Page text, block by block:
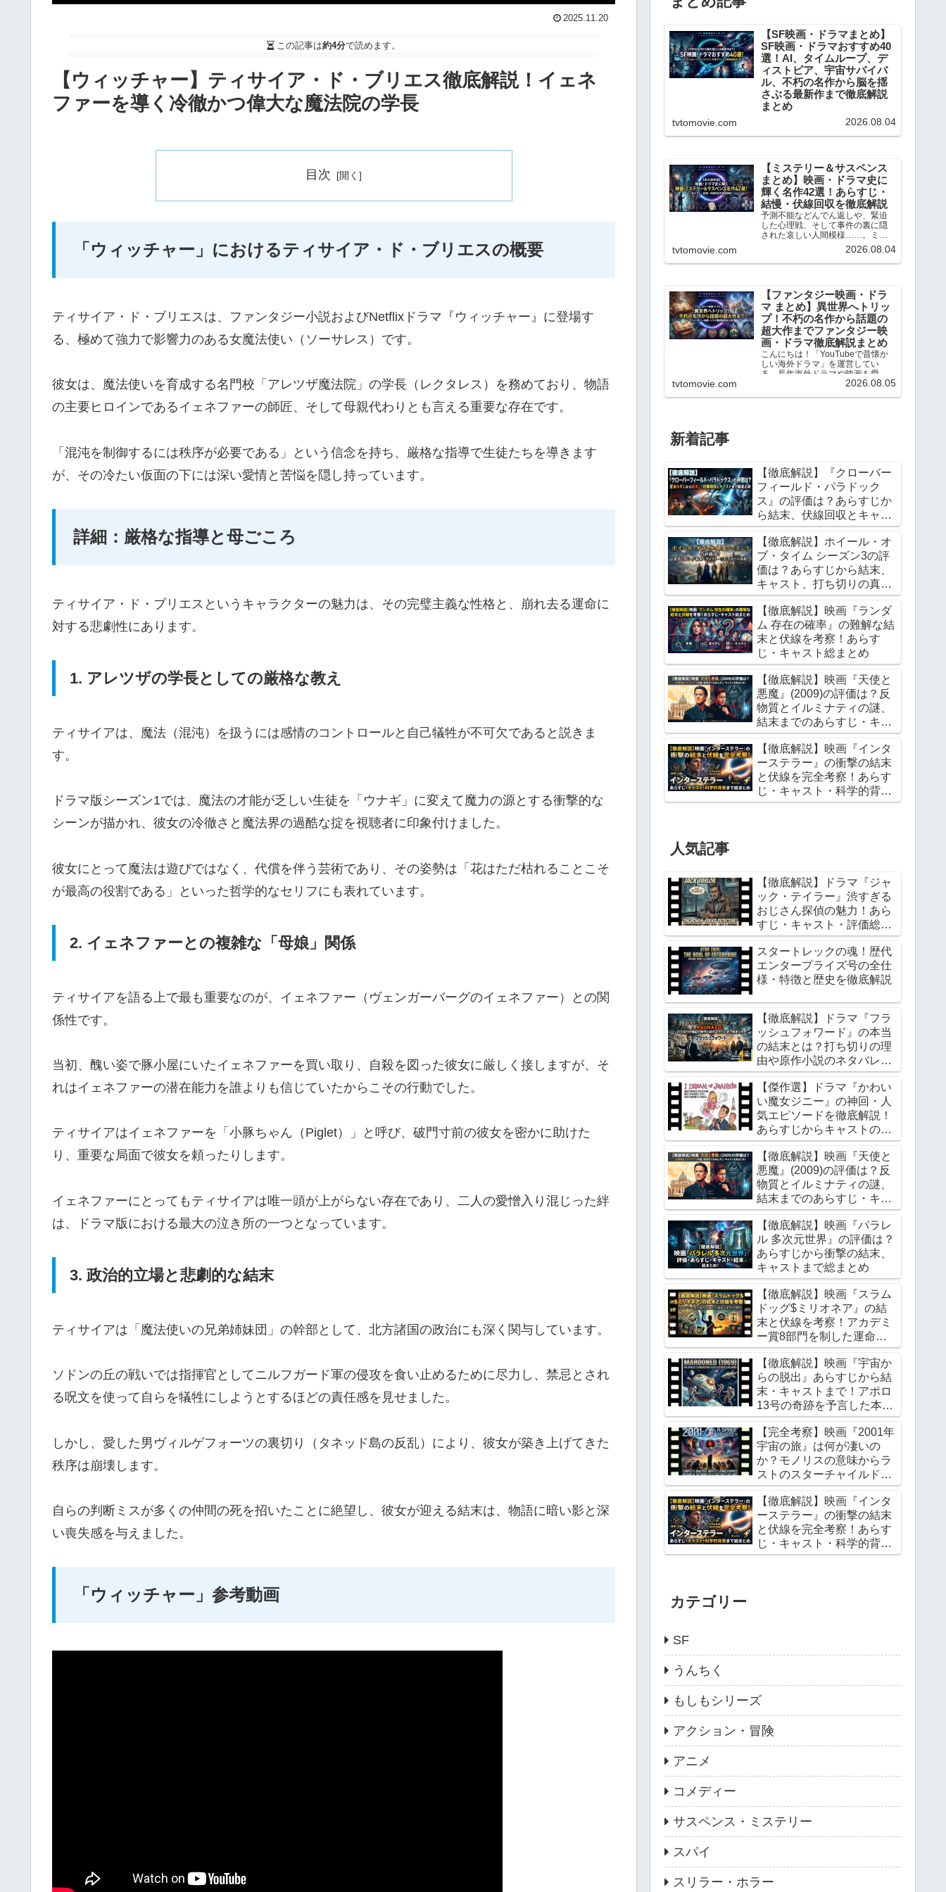
2025.11.20
この記事は約4分で読めます。
【ウィッチャー】ティサイア・ド・ブリエス徹底解説！イェネ
ファーを導く冷徹かつ偉大な魔法院の学長
目次
「ウィッチャー」におけるティサイア・ド・ブリエスの概要
ティサイア・ド・ブリエスは、ファンタジー小説およびNetflixドラマ『ウィッチャー』に登場す
る、極めて強力で影響力のある女魔法使い（ソーサレス）です。
彼女は、魔法使いを育成する名門校「アレツザ魔法院」の学長（レクタレス）を務めており、物語
の主要ヒロインであるイェネファーの師匠、そして母親代わりとも言える重要な存在です。
「混沌を制御するには秩序が必要である」という信念を持ち、厳格な指導で生徒たちを導きます
が、その冷たい仮面の下には深い愛情と苦悩を隠し持っています。
詳細：厳格な指導と母ごころ
ティサイア・ド・ブリエスというキャラクターの魅力は、その完璧主義な性格と、崩れ去る運命に
対する悲劇性にあります。
1. アレツザの学長としての厳格な教え
ティサイアは、魔法（混沌）を扱うには感情のコントロールと自己犠牲が不可欠であると説きま
す。
ドラマ版シーズン1では、魔法の才能が乏しい生徒を「ウナギ」に変えて魔力の源とする衝撃的な
シーンが描かれ、彼女の冷徹さと魔法界の過酷な掟を視聴者に印象付けました。
彼女にとって魔法は遊びではなく、代償を伴う芸術であり、その姿勢は「花はただ枯れることこそ
が最高の役割である」といった哲学的なセリフにも表れています。
2. イェネファーとの複雑な「母娘」関係
ティサイアを語る上で最も重要なのが、イェネファー（ヴェンガーバーグのイェネファー）との関
係性です。
当初、醜い姿で豚小屋にいたイェネファーを買い取り、自殺を図った彼女に厳しく接しますが、そ
れはイェネファーの潜在能力を誰よりも信じていたからこその行動でした。
ティサイアはイェネファーを「小豚ちゃん（Piglet）」と呼び、破門寸前の彼女を密かに助けた
り、重要な局面で彼女を頼ったりします。
イェネファーにとってもティサイアは唯一頭が上がらない存在であり、二人の愛憎入り混じった絆
は、ドラマ版における最大の泣き所の一つとなっています。
3. 政治的立場と悲劇的な結末
ティサイアは「魔法使いの兄弟姉妹団」の幹部として、北方諸国の政治にも深く関与しています。
ソドンの丘の戦いでは指揮官としてニルフガード軍の侵攻を食い止めるために尽力し、禁忌とされ
る呪文を使って自らを犠牲にしようとするほどの責任感を見せました。
しかし、愛した男ヴィルゲフォーツの裏切り（タネッド島の反乱）により、彼女が築き上げてきた
秩序は崩壊します。
自らの判断ミスが多くの仲間の死を招いたことに絶望し、彼女が迎える結末は、物語に暗い影と深
い喪失感を与えました。
「ウィッチャー」参考動画
【SF映画・ドラマまとめ】
SF映画・ドラマおすすめ40
選！AI、タイムループ、デ
ィストピア、宇宙サバイバ
ル、不朽の名作から脳を揺
さぶる最新作まで徹底解説
まとめ
日々の何気ない日常に、全く新し
い視点や驚きをもたらしてくれる
ジャンル、それが「SF（サイエン
や派手なアクションを見せるだけ
のエンターテインメントではあり
ません。「もし人工知能が感...
tvtomovie.com 2026.08.04
【ミステリー＆サスペンス
まとめ】映画・ドラマ史に
輝く名作42選！あらすじ・
結慢・伏線回収を徹底解説
予測不能などんでん返しや、緊迫
した心理戦、そして事件の裏に隠
された哀しい人間模様……。ミス
テリー＆サスペンスというジャン
ルは、私たちを日常から切り離
し、極上の知的興奮へと誘ってく
れ...
tvtomovie.com 2026.08.04
【ファンタジー映画・ドラ
マ まとめ】異世界へトリッ
プ！不朽の名作から話題の
超大作までファンタジー映
画・ドラマ徹底解説まとめ
こんにちは！「YouTubeで昔懐か
しい海外ドラマ」を運営してい
る、長年海外ドラマや映画を愛し
てやまない映画ファンのhero2018
tvtomovie.com 2026.08.05
新着記事
【徹底解説】『クローバー
フィールド・パラドック
ス』の評価は？あらすじか
ら結末、伏線回収とキャス
トまで総まとめ
【徹底解説】ホイール・オ
ブ・タイム シーズン3の評
価は？あらすじから結末、
キャスト、打ち切りの真相
まで総まとめ
【徹底解説】映画『ランダ
ム 存在の確率』の難解な結
末と伏線を考察！あらす
じ・キャスト総まとめ
【徹底解説】映画『天使と
悪魔』(2009)の評価は？反
物質とイルミナティの謎、
結末までのあらすじ・キャ
ストを総まとめ！
【徹底解説】映画『インタ
ーステラー』の衝撃の結末
と伏線を完全考察！あらす
じ・キャスト・科学的背景
まで総まとめ
人気記事
【徹底解説】ドラマ『ジャ
ック・テイラー』渋すぎる
おじさん探偵の魅力！あら
すじ・キャスト・評価総ま
とめ
スタートレックの魂！歴代
エンタープライズ号の全仕
様・特徴と歴史を徹底解説
【徹底解説】ドラマ『フラ
ッシュフォワード』の本当
の結末とは？打ち切りの理
由や原作小説のネタバレま
で総まとめ
【傑作選】ドラマ『かわい
い魔女ジニー』の神回・人
気エピソードを徹底解説！
あらすじからキャストの魅
力、最終回の結末まで
【徹底解説】映画『天使と
悪魔』(2009)の評価は？反
物質とイルミナティの謎、
結末までのあらすじ・キャ
ストを総まとめ！
【徹底解説】映画『パラレ
ル 多次元世界』の評価は？
あらすじから衝撃の結末、
キャストまで総まとめ
【徹底解説】映画『スラム
ドッグ$ミリオネア』の結
末と伏線を考察！アカデミ
ー賞8部門を制した運命と
希望の傑作
【徹底解説】映画『宇宙か
らの脱出』あらすじから結
末・キャストまで！アポロ
13号の奇跡を予言した本格
宇宙SFの金字塔
【完全考察】映画『2001年
宇宙の旅』は何が凄いの
か？モノリスの意味からラ
ストのスターチャイルドま
で徹底解説
【徹底解説】映画『インタ
ーステラー』の衝撃の結末
と伏線を完全考察！あらす
じ・キャスト・科学的背景
まで総まとめ
カテゴリー
SF
うんちく
もしもシリーズ
アクション・冒険
アニメ
コメディー
サスペンス・ミステリー
スパイ
スリラー・ホラー